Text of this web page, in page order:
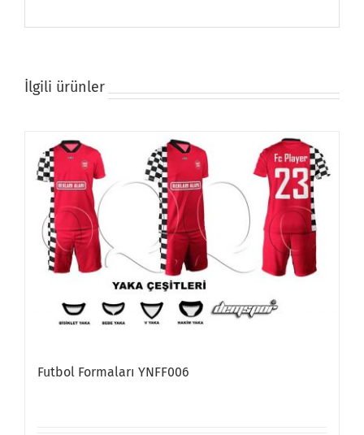
İlgili ürünler
Futbol Formaları YNFF006